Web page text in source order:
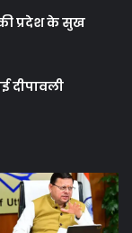
प्रदेश के सुख
दीपावली